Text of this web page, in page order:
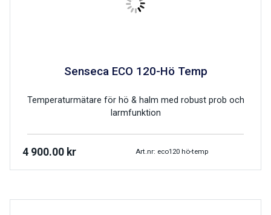
Senseca ECO 120-Hö Temp
Temperaturmätare för hö & halm med robust prob och
larmfunktion
4 900.00 kr Art.nr: eco120 hö-temp